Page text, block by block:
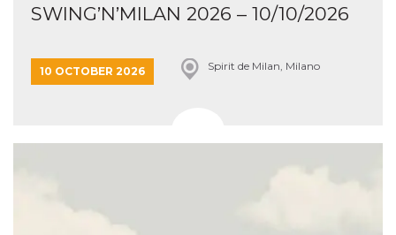
SWING’N’MILAN 2026 – 10/10/2026
10 OCTOBER 2026 Spirit de Milan, Milano